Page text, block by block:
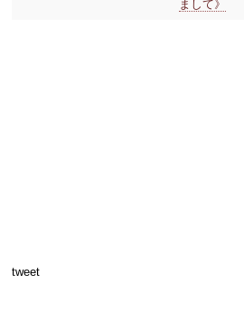
まして》
tweet